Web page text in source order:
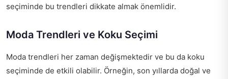
seçiminde bu trendleri dikkate almak önemlidir.
Moda Trendleri ve Koku Seçimi
Moda trendleri her zaman değişmektedir ve bu da koku
seçiminde de etkili olabilir. Örneğin, son yıllarda doğal ve